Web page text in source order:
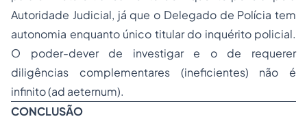
Autoridade Judicial, já que o Delegado de Polícia tem
autonomia enquanto único titular do inquérito policial.
O poder-dever de investigar e o de requerer
diligências complementares (ineficientes) não é
infinito (ad aeternum).
CONCLUSÃO